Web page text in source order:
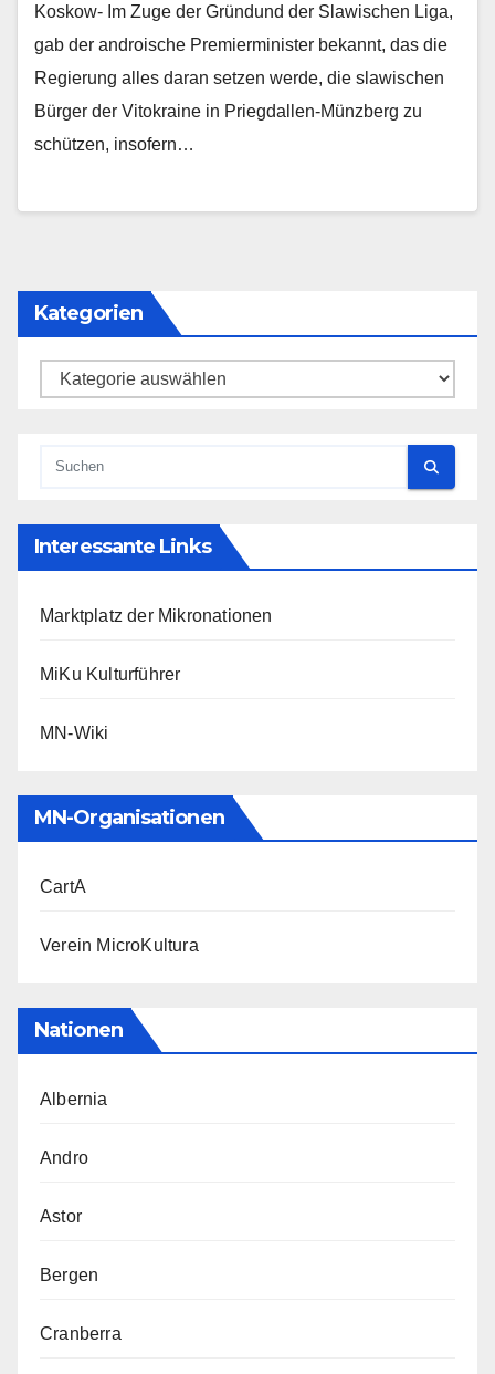
Koskow- Im Zuge der Gründund der Slawischen Liga,
gab der androische Premierminister bekannt, das die
Regierung alles daran setzen werde, die slawischen
Bürger der Vitokraine in Priegdallen-Münzberg zu
schützen, insofern…
Kategorien
Kategorien
Interessante Links
Marktplatz der Mikronationen
MiKu Kulturführer
MN-Wiki
MN-Organisationen
CartA
Verein MicroKultura
Nationen
Albernia
Andro
Astor
Bergen
Cranberra